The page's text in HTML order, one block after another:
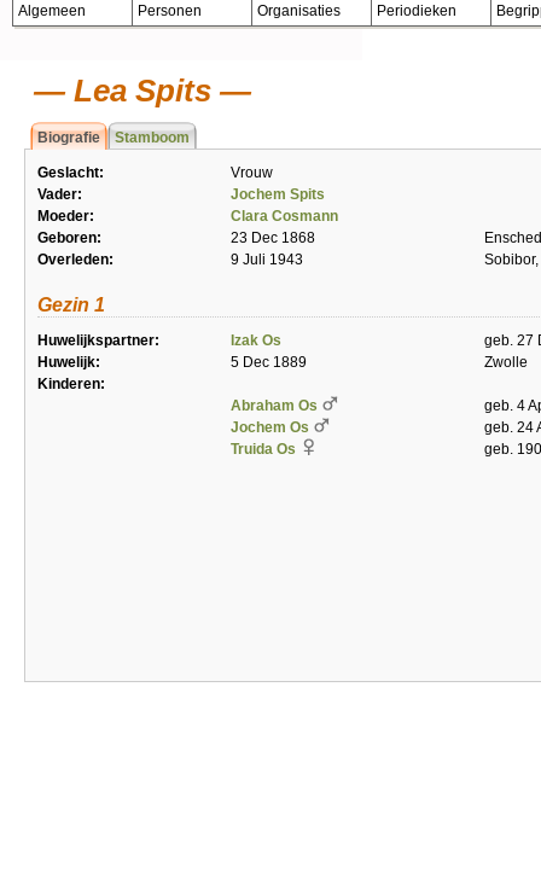
Algemeen Personen Organisaties Periodieken
Lea Spits
Biografie Stamboom
Geslacht:
Vrouw
Vader:
Jochem Spits
Moeder:
Clara Cosmann
Geboren:
23 Dec 1868
Overleden:
9 Juli 1943
Gezin 1
Huwelijkspartner: Izak Os
geb. 27
Huwelijk:
5 Dec 1889
Zwolle
Kinderen:
Abraham Os
geb. 4
Jochem Os
geb. 24
Truida Os
geb.